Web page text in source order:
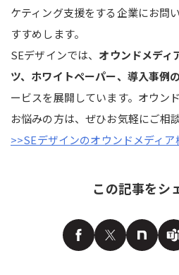
ケティング支援をする企業にお問
すすめします。
SEデザインでは、 オウンドメディ
ツ、ホワイトペーパー、導入事例
ービスを展開しています。オウン
お悩みの方は、ぜひお気軽にご相
>>SEデザインのオウンドメディ
この記事をシ